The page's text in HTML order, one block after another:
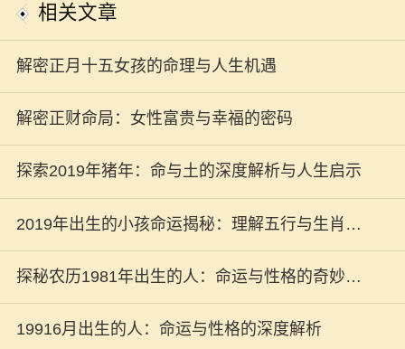
相关文章
解密正月十五女孩的命理与人生机遇
解密正财命局：女性富贵与幸福的密码
探索2019年猪年：命与土的深度解析与人生启示
2019年出生的小孩命运揭秘：理解五行与生肖的
深刻联系
探秘农历1981年出生的人：命运与性格的奇妙结
合
19916月出生的人：命运与性格的深度解析